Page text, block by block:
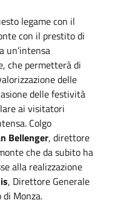
legame con il
con il prestito di
un’intensa
che permetterà di
delle
delle festività
ai visitatori
Colgo
Bellenger, direttore
che da subito ha
alla realizzazione
, Direttore Generale
di Monza.